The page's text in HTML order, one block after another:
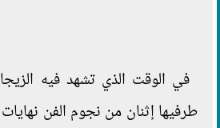
في الوقت الذي تشهد فيه
طرفيها إثنان من نجوم الفن